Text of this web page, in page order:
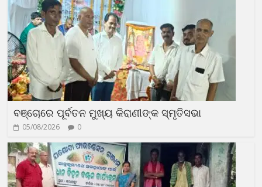
ବଞ୍ଚୋରେ ପୂର୍ବତନ ମୁଖ୍ୟ କିରାଣୀଙ୍କ ସ୍ମୃତିସଭା
05/08/2026 0